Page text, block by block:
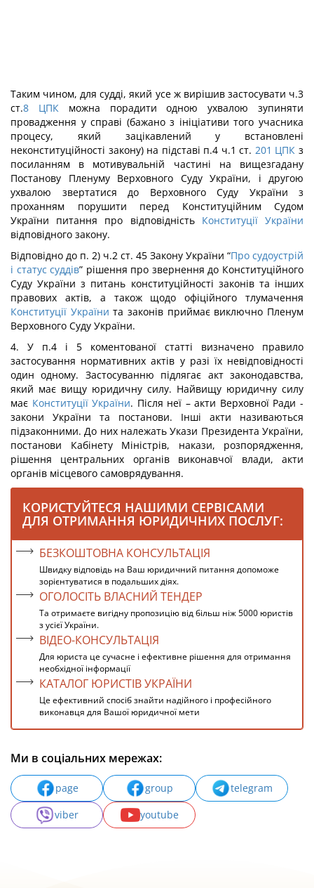
Таким чином, для судді, який усе ж вирішив застосувати ч.3
ст.8 ЦПКможна порадити одною ухвалою зупиняти
провадження у справі (бажано з ініціативи того учасника
процесу, який зацікавлений у встановлені
неконституційності закону) на підставі п.4 ч.1 ст. 201 ЦПК з
посиланням в мотивувальній частині на вищезгадану
Постанову Пленуму Верховного Суду України, і другою
ухвалою звертатися до Верховного Суду України з
проханням порушити перед Конституційним Судом
України питання про відповідність Конституції України
відповідного закону.
Відповідно до п. 2) ч.2 ст. 45 Закону України “Про судоустрій
і статус суддів” рішення про звернення до Конституційного
Суду України з питань конституційності законів та інших
правових актів, а також щодо офіційного тлумачення
Конституції України та законів приймає виключно Пленум
Верховного Суду України.
4. У п.4 і 5 коментованої статті визначено правило
застосування нормативних актів у разі їх невідповідності
один одному. Застосуванню підлягає акт законодавства,
який має вищу юридичну силу. Найвищу юридичну силу
має Конституції України. Після неї – акти Верховної Ради -
закони України та постанови. Інші акти називаються
підзаконними. До них належать Укази Президента України,
постанови Кабінету Міністрів, накази, розпорядження,
рішення центральних органів виконавчої влади, акти
органів місцевого самоврядування.
КОРИСТУЙТЕСЯ НАШИМИ СЕРВІСАМИ
ДЛЯ ОТРИМАННЯ ЮРИДИЧНИХ ПОСЛУГ:
БЕЗКОШТОВНА КОНСУЛЬТАЦІЯ
Швидку відповідь на Ваш юридичний питання допоможе
зорієнтуватися в подальших діях.
ОГОЛОСІТЬ ВЛАСНИЙ ТЕНДЕР
Та отримаєте вигідну пропозицію від більш ніж 5000 юристів
з усієї України.
ВІДЕО-КОНСУЛЬТАЦІЯ
Для юриста це сучасне і ефективне рішення для отримання
необхідної інформації
КАТАЛОГ ЮРИСТІВ УКРАЇНИ
Це ефективний спосіб знайти надійного і професійного
виконавця для Вашої юридичної мети
Ми в соціальних мережах:
page group
telegram
viber
youtube